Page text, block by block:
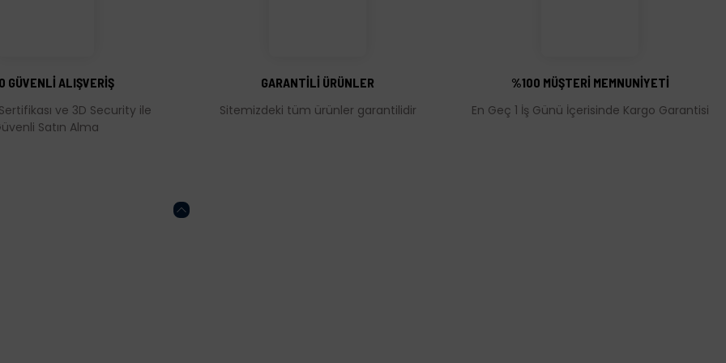
GÜVENLİ ALIŞVERİŞ
ve 3D Security ile
Satın Alma
GARANTİLİ ÜRÜNLER
Sitemizdeki tüm ürünler garantilidir
%100 MÜŞTERİ MEMNUNİYETİ
En Geç 1 İş Günü İçerisinde Kargo Garantisi